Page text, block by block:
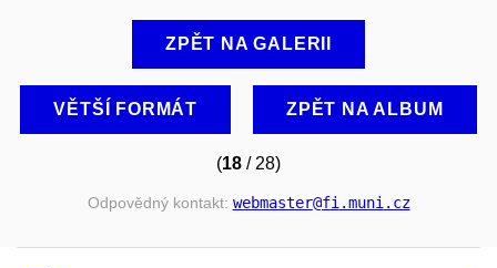
ZPĚT NA GALERII
VĚTŠÍ FORMÁT ZPĚT NA ALBUM
(18 / 28)
Odpovědný kontakt: webmaster@fi.muni.cz